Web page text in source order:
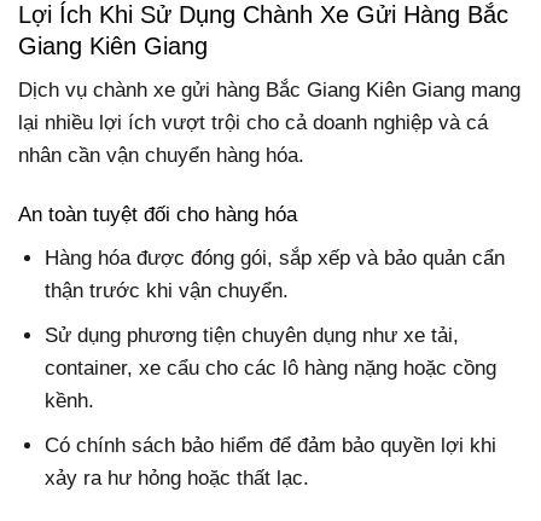
Lợi Ích Khi Sử Dụng Chành Xe Gửi Hàng Bắc
Giang Kiên Giang
Dịch vụ chành xe gửi hàng Bắc Giang Kiên Giang mang
lại nhiều lợi ích vượt trội cho cả doanh nghiệp và cá
nhân cần vận chuyển hàng hóa.
An toàn tuyệt đối cho hàng hóa
Hàng hóa được đóng gói, sắp xếp và bảo quản cẩn
thận trước khi vận chuyển.
Sử dụng phương tiện chuyên dụng như xe tải,
container, xe cẩu cho các lô hàng nặng hoặc cồng
kềnh.
Có chính sách bảo hiểm để đảm bảo quyền lợi khi
xảy ra hư hỏng hoặc thất lạc.